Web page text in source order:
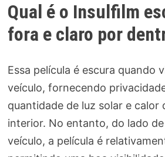
Qual é o Insulfilm
fora e claro por
Essa película é escura quando
veículo, fornecendo
quantidade de luz solar e calor
interior. No entanto, do lado
veículo, a película é